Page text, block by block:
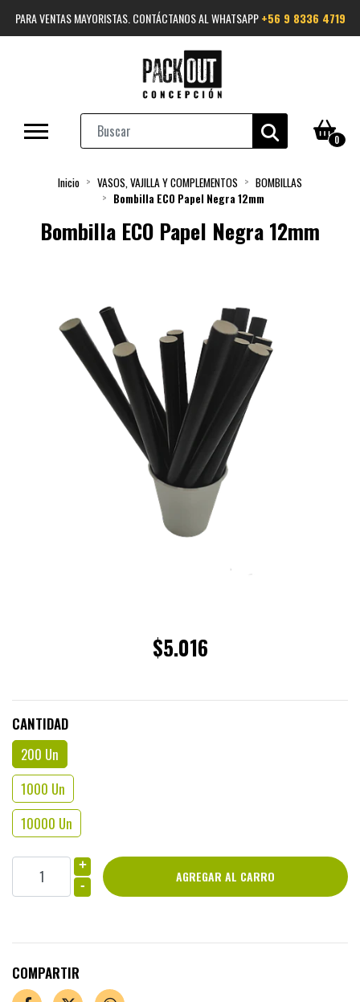
PARA VENTAS MAYORISTAS. CONTÁCTANOS AL WHATSAPP+56 9 8336 4719
0
Inicio VASOS, VAJILLA Y COMPLEMENTOS
BOMBILLAS
Bombilla ECO Papel Negra 12mm
Bombilla ECO Papel Negra 12mm
$5.016
CANTIDAD
200 Un
1000 Un
10000 Un
+
-
COMPARTIR